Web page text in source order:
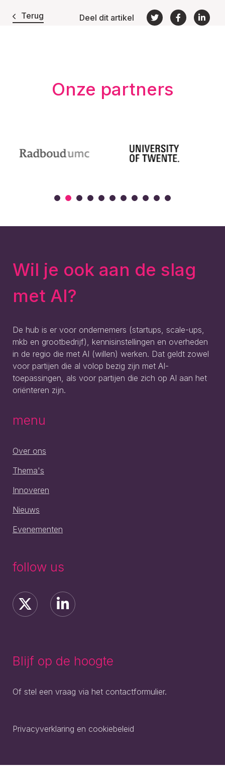
Terug Deel dit artikel
Onze partners
Wil je ook aan de slag
met AI?
De hub is er voor ondernemers (startups, scale-ups,
mkb en grootbedrijf), kennisinstellingen en overheden
in de regio die met AI (willen) werken. Dat geldt zowel
voor partijen die al volop bezig zijn met AI-
toepassingen, als voor partijen die zich op AI aan het
oriënteren zijn.
menu
Over ons
Thema's
Innoveren
Nieuws
Evenementen
follow us
Blijf op de hoogte
Of stel een vraag via het contactformulier.
Privacyverklaring en cookiebeleid